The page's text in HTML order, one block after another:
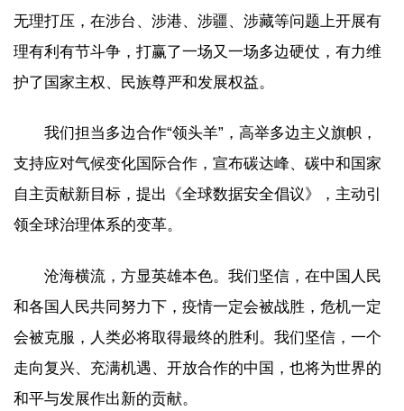
无理打压，在涉台、涉港、涉疆、涉藏等问题上开展有
理有利有节斗争，打赢了一场又一场多边硬仗，有力维
护了国家主权、民族尊严和发展权益。
我们担当多边合作“领头羊”，高举多边主义旗帜，
支持应对气候变化国际合作，宣布碳达峰、碳中和国家
自主贡献新目标，提出《全球数据安全倡议》，主动引
领全球治理体系的变革。
沧海横流，方显英雄本色。我们坚信，在中国人民
和各国人民共同努力下，疫情一定会被战胜，危机一定
会被克服，人类必将取得最终的胜利。我们坚信，一个
走向复兴、充满机遇、开放合作的中国，也将为世界的
和平与发展作出新的贡献。